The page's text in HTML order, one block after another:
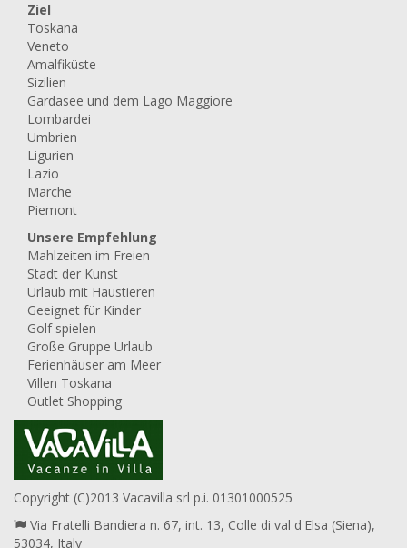
Ziel
Toskana
Veneto
Amalfiküste
Sizilien
Gardasee und dem Lago Maggiore
Lombardei
Umbrien
Ligurien
Lazio
Marche
Piemont
Unsere Empfehlung
Mahlzeiten im Freien
Stadt der Kunst
Urlaub mit Haustieren
Geeignet für Kinder
Golf spielen
Große Gruppe Urlaub
Ferienhäuser am Meer
Villen Toskana
Outlet Shopping
Copyright (C)2013 Vacavilla srl p.i. 01301000525
Via Fratelli Bandiera n. 67, int. 13, Colle di val d'Elsa (Siena),
53034, Italy